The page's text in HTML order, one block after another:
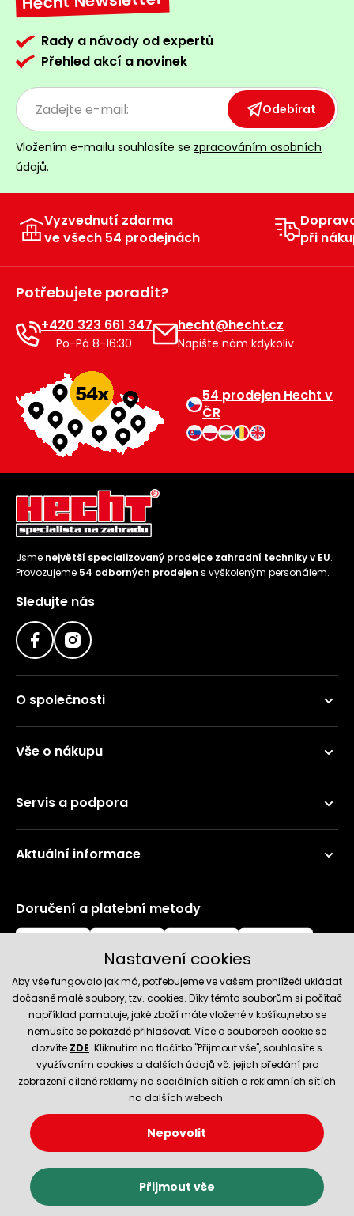
Rady a návody od expertů
Přehled akcí a novinek
Odebírat
Vložením e-mailu souhlasíte se zpracováním osobních
údajů.
Vyzvednutí zdarma
ve všech 54 prodejnách
při
Potřebujete poradit?
+420 323 661 347
Po-Pá 8-16:30
hecht@hecht.cz
Napište nám kdykoliv
54 prodejen Hecht v
ČR
Jsme největší specializovaný prodejce zahradní techniky v EU.
Provozujeme 54 odborných prodejen s vyškoleným personálem.
Sledujte nás
O společnosti
Vše o nákupu
Servis a podpora
Aktuální informace
Doručení a platební metody
Spolehlivý obchod
© 2026 Hecht.cz
Nastavení cookies
Obchodní podmínky
E-shop vytvořila a technicky zajišťujeSIMPLIA.cz
Nastavení cookies
Aby vše fungovalo jak má, potřebujeme ve vašem prohlížeči ukládat
dočasně malé soubory, tzv. cookies. Díky těmto souborům si počítač
například pamatuje, jaké zboží máte vložené v košíku,nebo se
nemusíte se pokaždé přihlašovat. Více o souborech cookie se
dozvíte ZDE. Kliknutím na tlačítko "Přijmout vše", souhlasíte s
využívaním cookies a dalších údajů vč. jejich předání pro
zobrazení cílené reklamy na sociálních sítích a reklamních sítích
na dalších webech.
Nepovolit
Přijmout vše